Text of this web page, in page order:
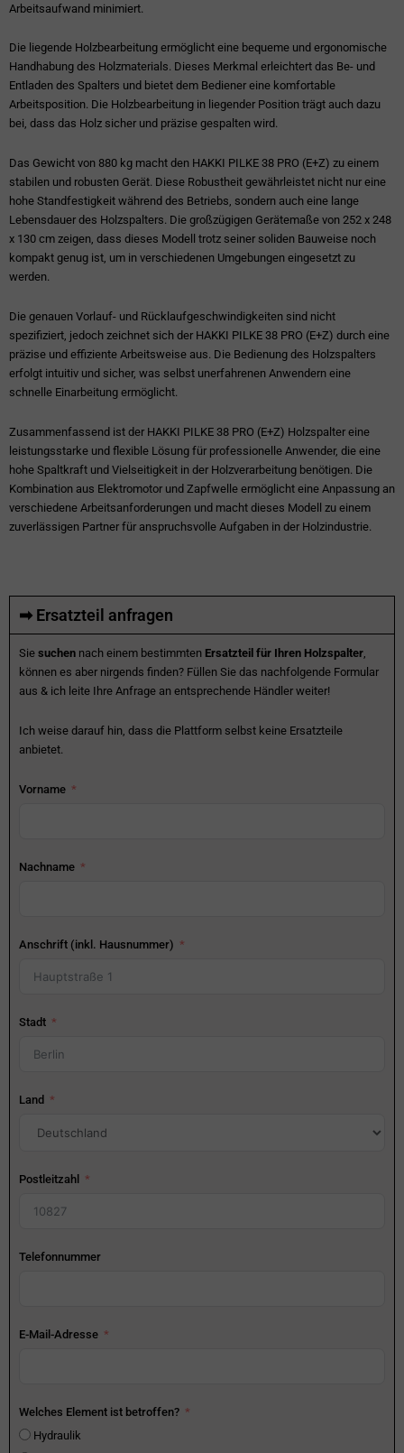
Arbeitsaufwand minimiert.
Die liegende Holzbearbeitung ermöglicht eine bequeme und ergonomische
Handhabung des Holzmaterials. Dieses Merkmal erleichtert das Be- und
Entladen des Spalters und bietet dem Bediener eine komfortable
Arbeitsposition. Die Holzbearbeitung in liegender Position trägt auch dazu
bei, dass das Holz sicher und präzise gespalten wird.
Das Gewicht von 880 kg macht den HAKKI PILKE 38 PRO (E+Z) zu einem
stabilen und robusten Gerät. Diese Robustheit gewährleistet nicht nur eine
hohe Standfestigkeit während des Betriebs, sondern auch eine lange
Lebensdauer des Holzspalters. Die großzügigen Gerätemaße von 252 x 248
x 130 cm zeigen, dass dieses Modell trotz seiner soliden Bauweise noch
kompakt genug ist, um in verschiedenen Umgebungen eingesetzt zu
werden.
Die genauen Vorlauf- und Rücklaufgeschwindigkeiten sind nicht
spezifiziert, jedoch zeichnet sich der HAKKI PILKE 38 PRO (E+Z) durch eine
präzise und effiziente Arbeitsweise aus. Die Bedienung des Holzspalters
erfolgt intuitiv und sicher, was selbst unerfahrenen Anwendern eine
schnelle Einarbeitung ermöglicht.
Zusammenfassend ist der HAKKI PILKE 38 PRO (E+Z) Holzspalter eine
leistungsstarke und flexible Lösung für professionelle Anwender, die eine
hohe Spaltkraft und Vielseitigkeit in der Holzverarbeitung benötigen. Die
Kombination aus Elektromotor und Zapfwelle ermöglicht eine Anpassung an
verschiedene Arbeitsanforderungen und macht dieses Modell zu einem
zuverlässigen Partner für anspruchsvolle Aufgaben in der Holzindustrie.
➡ Ersatzteil anfragen
Sie suchen nach einem bestimmten Ersatzteil für Ihren Holzspalter,
können es aber nirgends finden? Füllen Sie das nachfolgende Formular
aus & ich leite Ihre Anfrage an entsprechende Händler weiter!
Ich weise darauf hin, dass die Plattform selbst keine Ersatzteile
anbietet.
Vorname
Nachname
Anschrift (inkl. Hausnummer)
Stadt
Land
Postleitzahl
Telefonnummer
E-Mail-Adresse
Welches Element ist betroffen?
Hydraulik